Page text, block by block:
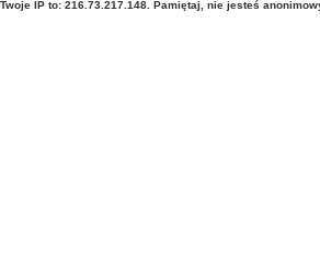
Twoje IP to: 216.73.217.148. Pamiętaj, nie jesteś